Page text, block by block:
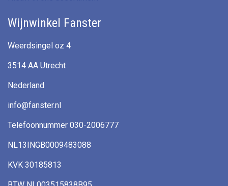
Wijnwinkel Fanster
Weerdsingel oz 4
3514 AA Utrecht
Nederland
info@fanster.nl
Telefoonnummer 030-2006777
NL13INGB0009483088
KVK 30185813